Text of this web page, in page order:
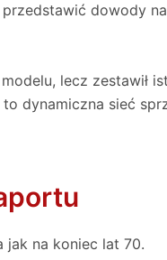
przedstawić dowody
lecz zestawił
dynamiczna sieć
jak na koniec lat 70.